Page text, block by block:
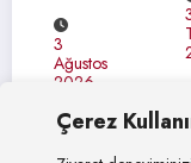
Çerez
Ağustos
2026
31